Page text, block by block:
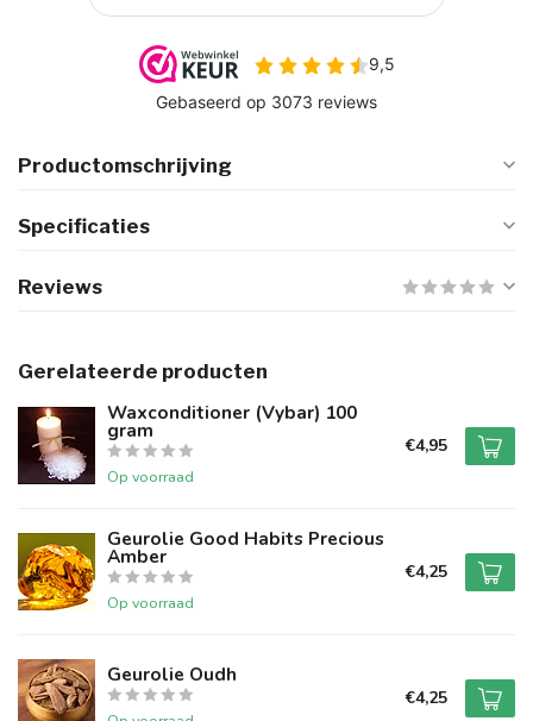
Productomschrijving
Specificaties
Reviews
Gerelateerde producten
Waxconditioner (Vybar) 100
gram
Op voorraad
€4,95
Geurolie Good Habits Precious
Amber
Op voorraad
€4,25
Geurolie Oudh
€4,25